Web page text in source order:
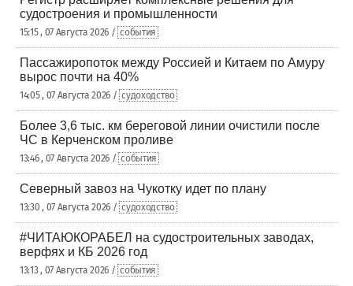
судостроения и промышленности
15:15 , 07 Августа 2026 / события
Пассажиропоток между Россией и Китаем по Амуру
вырос почти на 40%
14:05 , 07 Августа 2026 / судоходство
Более 3,6 тыс. км береговой линии очистили после
ЧС в Керченском проливе
13:46 , 07 Августа 2026 / события
Северный завоз на Чукотку идет по плану
13:30 , 07 Августа 2026 / судоходство
#ЧИТАЮКОРАБЕЛ на судостроительных заводах,
верфях и КБ 2026 год
13:13 , 07 Августа 2026 / события